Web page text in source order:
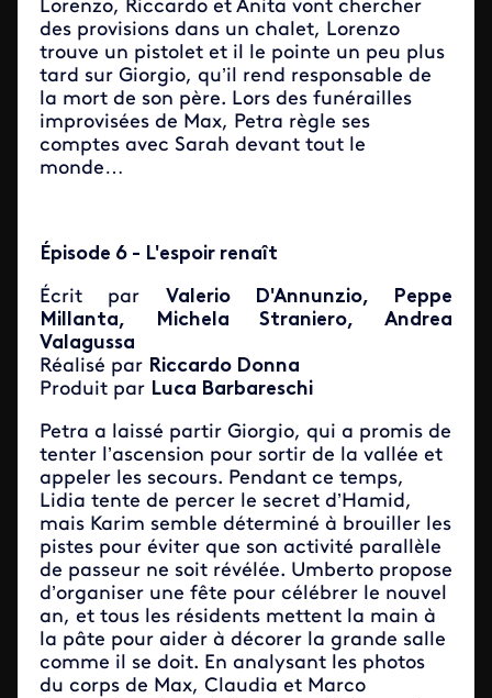
Lorenzo, Riccardo et Anita vont chercher
des provisions dans un chalet, Lorenzo
trouve un pistolet et il le pointe un peu plus
tard sur Giorgio, qu’il rend responsable de
la mort de son père. Lors des funérailles
improvisées de Max, Petra règle ses
comptes avec Sarah devant tout le
monde…
Épisode 6 - L'espoir renaît
Écrit par Valerio D'Annunzio, Peppe
Millanta, Michela Straniero, Andrea
Valagussa
Réalisé par Riccardo Donna
Produit par Luca Barbareschi
Petra a laissé partir Giorgio, qui a promis de
tenter l’ascension pour sortir de la vallée et
appeler les secours. Pendant ce temps,
Lidia tente de percer le secret d’Hamid,
mais Karim semble déterminé à brouiller les
pistes pour éviter que son activité parallèle
de passeur ne soit révélée. Umberto propose
d’organiser une fête pour célébrer le nouvel
an, et tous les résidents mettent la main à
la pâte pour aider à décorer la grande salle
comme il se doit. En analysant les photos
du corps de Max, Claudia et Marco